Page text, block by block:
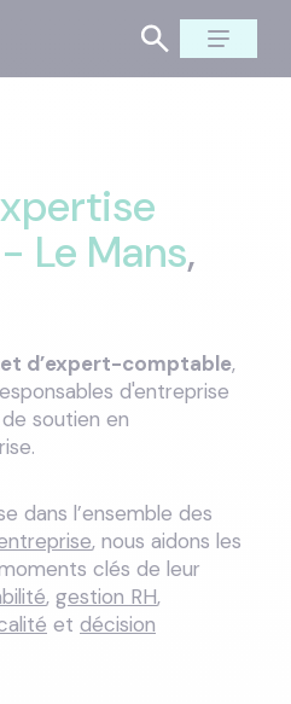
Le Mans,
d’expert-comptable,
d'entreprise
soutien en
dans l’ensemble des
, nous aidons les
clés de leur
, gestion RH,
et décision